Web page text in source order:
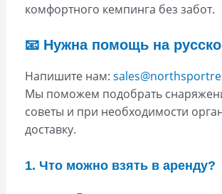
комфортного кемпинга без забот.
📧 Нужна помощь на
Напишите нам:
Мы поможем подобрать
советы и при необходимости
доставку.
1. Что можно взять в аренду?